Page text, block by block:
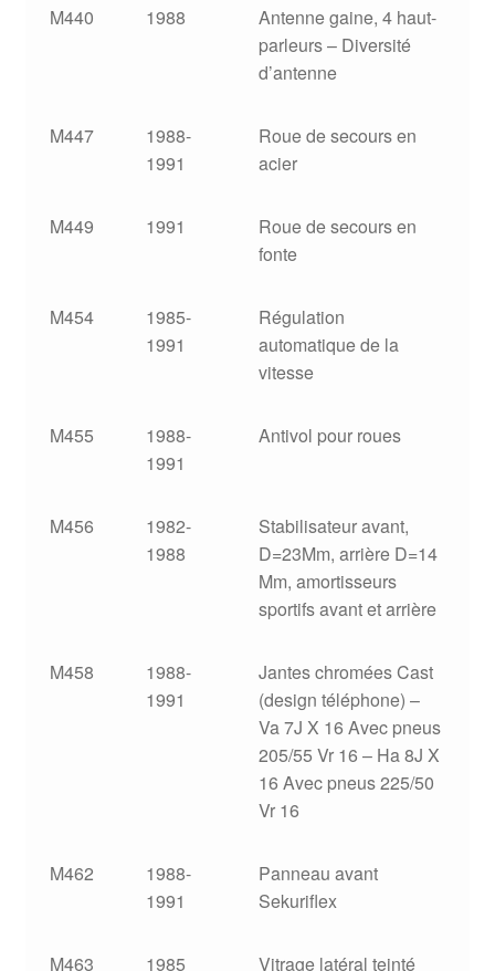
M440 1988
Antenne gaine, 4 haut-
parleurs – Diversité
d’antenne
M447
1988-
1991
Roue de secours en
acier
M449 1991
Roue de secours en
fonte
M454
1985-
1991
Régulation
automatique de la
vitesse
M455
1988-
1991
Antivol pour roues
M456
1982-
1988
Stabilisateur avant,
D=23Mm, arrière D=14
Mm, amortisseurs
sportifs avant et arrière
M458
1988-
1991
Jantes chromées Cast
(design téléphone) –
Va 7J X 16 Avec pneus
205/55 Vr 16 – Ha 8J X
16 Avec pneus 225/50
Vr 16
M462
1988-
1991
Panneau avant
Sekuriflex
M463 1985 Vitrage latéral teinté